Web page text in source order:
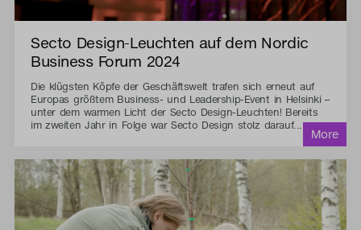
Secto Design-Leuchten auf dem Nordic
Business Forum 2024
Die klügsten Köpfe der Geschäftswelt trafen sich erneut auf
Europas größtem Business- und Leadership-Event in Helsinki –
unter dem warmen Licht der Secto Design-Leuchten! Bereits
im zweiten Jahr in Folge war Secto Design stolz darauf...